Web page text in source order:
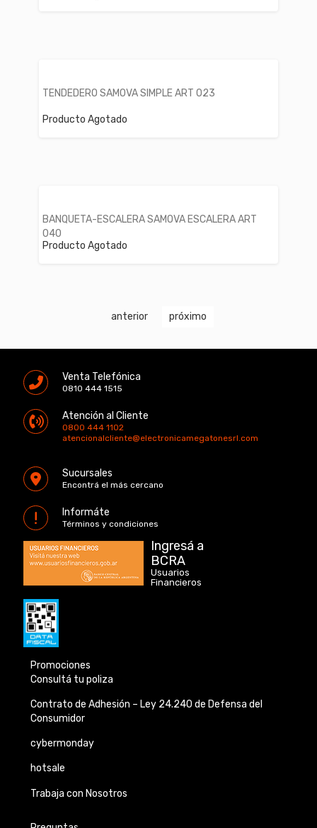
TENDEDERO SAMOVA SIMPLE ART 023
Producto Agotado
BANQUETA-ESCALERA SAMOVA ESCALERA ART
040
Producto Agotado
anterior próximo
Venta Telefónica
0810 444 1515
Atención al Cliente
0800 444 1102
atencionalcliente@electronicamegatonesrl.com
Sucursales
Encontrá el más cercano
Informáte
Términos y condiciones
Ingresá a
BCRA
Usuarios
Financieros
Promociones
Consultá tu poliza
Contrato de Adhesión – Ley 24.240 de Defensa del
Consumidor
cybermonday
hotsale
Trabaja con Nosotros